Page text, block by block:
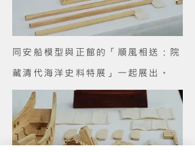
同安船模型與正館的「順風相送：院
藏清代海洋史料特展」一起展出。